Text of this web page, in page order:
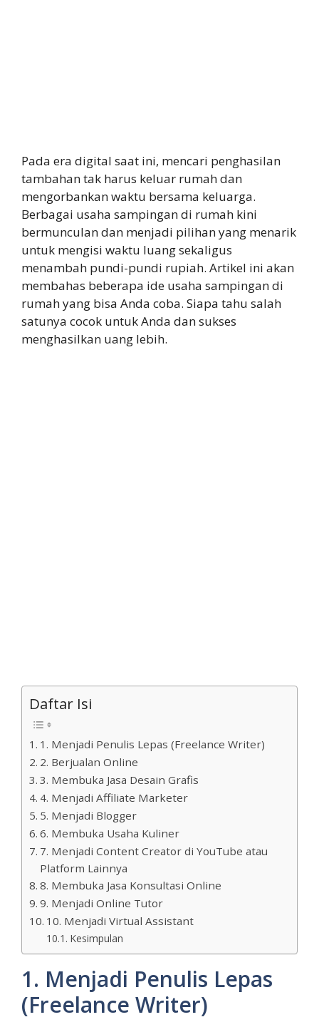
Pada era digital saat ini, mencari penghasilan
tambahan tak harus keluar rumah dan
mengorbankan waktu bersama keluarga.
Berbagai usaha sampingan di rumah kini
bermunculan dan menjadi pilihan yang menarik
untuk mengisi waktu luang sekaligus
menambah pundi-pundi rupiah. Artikel ini akan
membahas beberapa ide usaha sampingan di
rumah yang bisa Anda coba. Siapa tahu salah
satunya cocok untuk Anda dan sukses
menghasilkan uang lebih.
Daftar Isi
1. Menjadi Penulis Lepas (Freelance Writer)
2. Berjualan Online
3. Membuka Jasa Desain Grafis
4. Menjadi Affiliate Marketer
5. Menjadi Blogger
6. Membuka Usaha Kuliner
7. Menjadi Content Creator di YouTube atau
Platform Lainnya
8. Membuka Jasa Konsultasi Online
9. Menjadi Online Tutor
10. Menjadi Virtual Assistant
Kesimpulan
1. Menjadi Penulis Lepas
(Freelance Writer)